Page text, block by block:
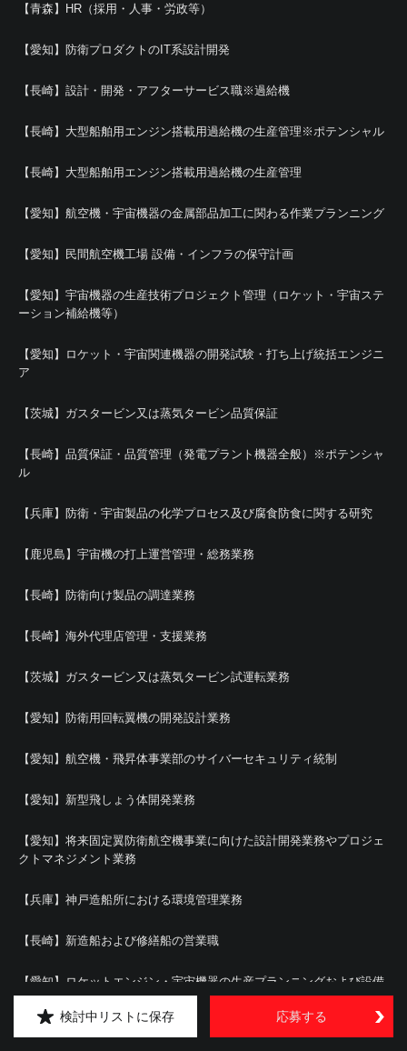
【青森】HR（採用・人事・労政等）
【愛知】防衛プロダクトのIT系設計開発
【長崎】設計・開発・アフターサービス職※過給機
【長崎】大型船舶用エンジン搭載用過給機の生産管理※ポテンシャル
【長崎】大型船舶用エンジン搭載用過給機の生産管理
【愛知】航空機・宇宙機器の金属部品加工に関わる作業プランニング
【愛知】民間航空機工場 設備・インフラの保守計画
【愛知】宇宙機器の生産技術プロジェクト管理（ロケット・宇宙ステ
ーション補給機等）
【愛知】ロケット・宇宙関連機器の開発試験・打ち上げ統括エンジニ
ア
【茨城】ガスタービン又は蒸気タービン品質保証
【長崎】品質保証・品質管理（発電プラント機器全般）※ポテンシャ
ル
【兵庫】防衛・宇宙製品の化学プロセス及び腐食防食に関する研究
【鹿児島】宇宙機の打上運営管理・総務業務
【長崎】防衛向け製品の調達業務
【長崎】海外代理店管理・支援業務
【茨城】ガスタービン又は蒸気タービン試運転業務
【愛知】防衛用回転翼機の開発設計業務
【愛知】航空機・飛昇体事業部のサイバーセキュリティ統制
【愛知】新型飛しょう体開発業務
【愛知】将来固定翼防衛航空機事業に向けた設計開発業務やプロジェ
クトマネジメント業務
【兵庫】神戸造船所における環境管理業務
【長崎】新造船および修繕船の営業職
【愛知】ロケットエンジン・宇宙機器の生産プランニングおよび設備
導入
検討中リストに保存 応募する